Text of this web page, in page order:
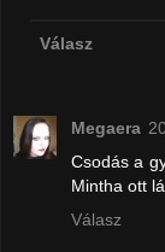
Válasz
Megaera
Csodás a
Mintha ott
Válasz